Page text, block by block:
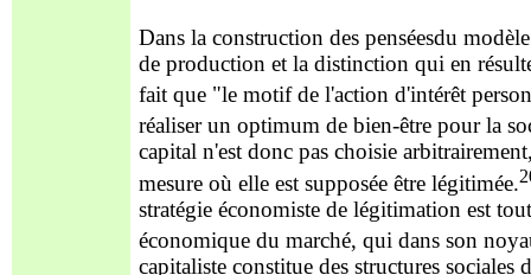
Dans la construction des penséesdu
de production et la distinction qui en
fait que "le motif de l'action d'intérêt
réaliser un optimum de bien-être pour la
capital n'est donc pas choisie
mesure où elle est supposée être légitimée.
stratégie économiste de légitimation est
économique du marché, qui dans son
capitaliste constitue des structures